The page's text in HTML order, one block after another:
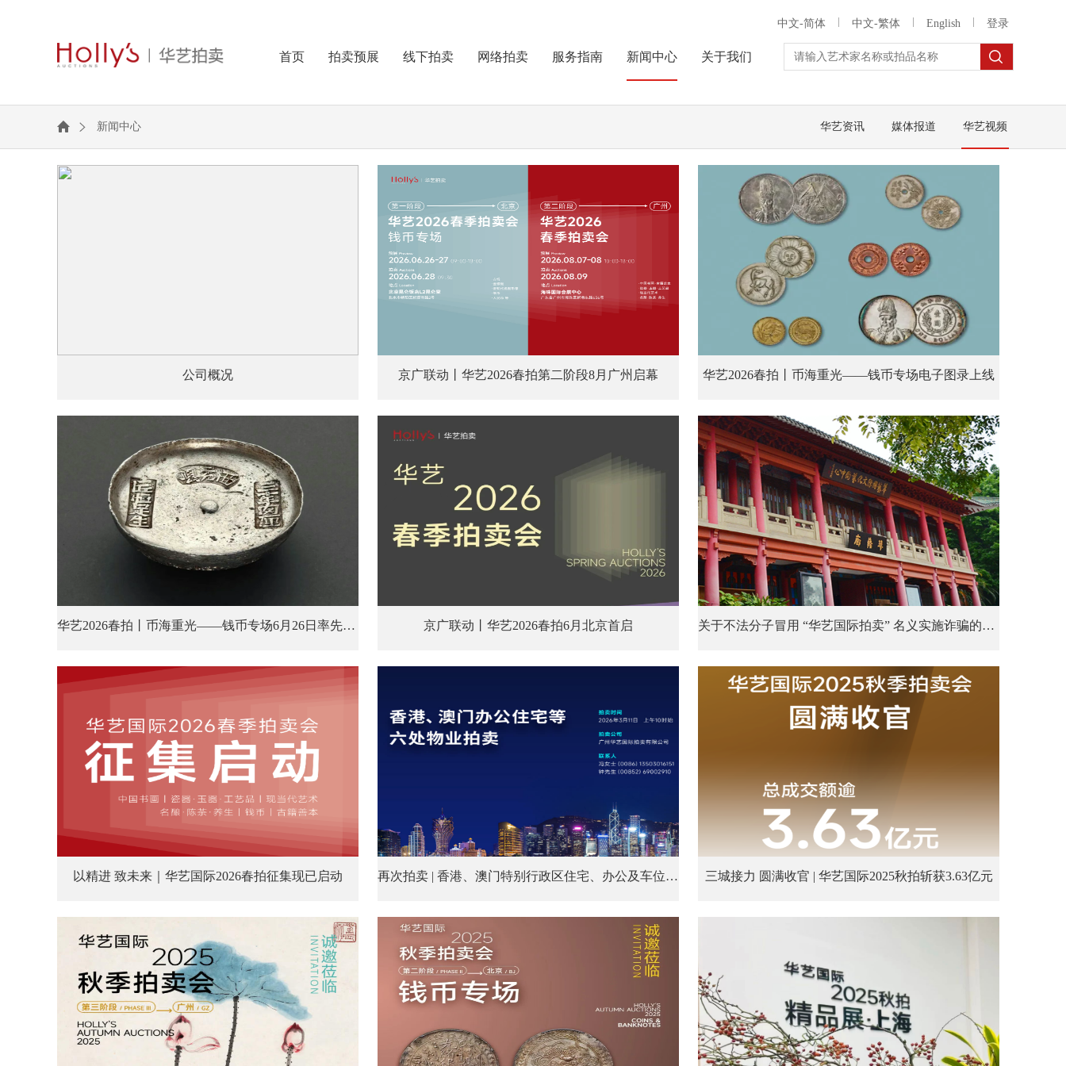
中文-简体 中文-繁体 English 登录
首页 拍卖预展 线下拍卖 网络拍卖 服务指南 新闻中心 关于我们
华艺资讯 媒体报道 华艺视频
新闻中心
公司概况 京广联动丨华艺2026春拍第二阶段8月广州启幕 华艺2026春拍丨币海重光——钱币专场电子图录上线
华艺2026春拍丨币海重光——钱币专场6月26日率先登场 京广联动丨华艺2026春拍6月北京首启 关于不法分子冒用 “华艺国际拍卖” 名义实施诈骗的声明
以精进 致未来｜华艺国际2026春拍征集现已启动 再次拍卖 | 香港、澳门特别行政区住宅、办公及车位等六处物业 三城接力 圆满收官 | 华艺国际2025秋拍斩获3.63亿元